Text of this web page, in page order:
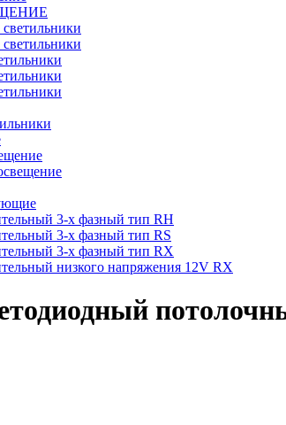
3-х фазный тип RH
3-х фазный тип RS
3-х фазный тип RX
низкого напряжения 12V RX